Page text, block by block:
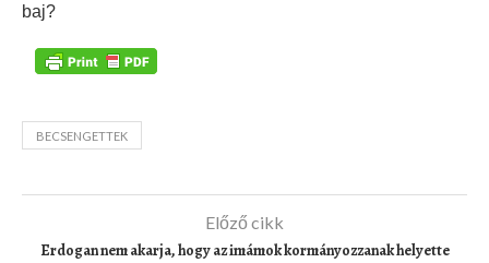
baj?
BECSENGETTEK
Előző cikk
Erdogan nem akarja, hogy az imámok kormányozzanak helyette